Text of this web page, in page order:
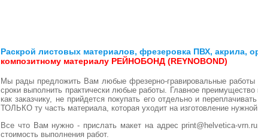
Раскрой листовых материалов, фрезеровка ПВХ, акрила,
композитному материалу РЕЙНОБОНД (REYNOBOND)
Мы рады предложить Вам любые фрезерно-гравировальные работы
сроки выполнить практически любые работы. Главное
как заказчику, не прийдется покупать его отдельно и
ТОЛЬКО ту часть материала, которая уходит на изготовление
Все что Вам нужно - прислать макет на адрес print@helvetica-
стоимость выполнения работ.